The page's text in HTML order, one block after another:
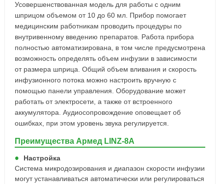
Усовершенствованная модель для работы с одним
шприцом объемом от 10 до 60 мл. Прибор помогает
медицинским работникам проводить процедуры по
внутривенному введению препаратов. Работа прибора
полностью автоматизирована, в том числе предусмотрена
возможность определять объем инфузии в зависимости
от размера шприца. Общий объем вливания и скорость
инфузионного потока можно настроить вручную с
помощью панели управления. Оборудование может
работать от электросети, а также от встроенного
аккумулятора. Аудиосопровождение оповещает об
ошибках, при этом уровень звука регулируется.
Преимущества Армед LINZ-8A
Настройка
Система микродозирования и диапазон скорости инфузии
могут устанавливаться автоматически или регулироваться